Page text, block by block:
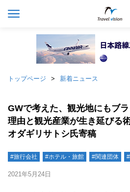
トップページ 新着ニュース
GWで考えた、観光地にもブ
理由と観光産業が生き延びる
オダギリサトシ氏寄稿
#旅行会社 #ホテル・旅館 #関連団体
2021年5月24日